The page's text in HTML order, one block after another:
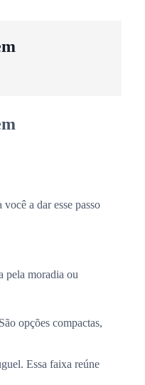
a dar esse passo
pela moradia ou
opções compactas,
Essa faixa reúne